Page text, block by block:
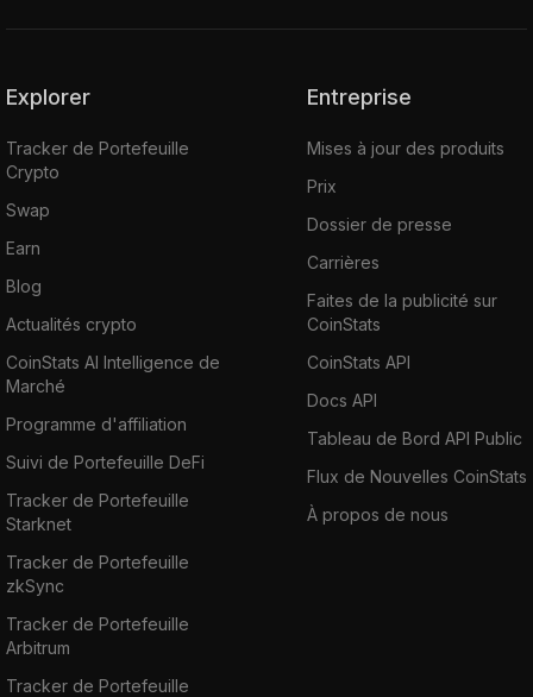
Explorer
Tracker de Portefeuille
Crypto
Swap
Earn
Blog
Actualités crypto
CoinStats AI Intelligence de
Marché
Programme d'affiliation
Suivi de Portefeuille DeFi
Tracker de Portefeuille
Starknet
Tracker de Portefeuille
zkSync
Tracker de Portefeuille
Arbitrum
Tracker de Portefeuille
Entreprise
Mises à jour des produits
Prix
Dossier de presse
Carrières
Faites de la publicité sur
CoinStats
CoinStats API
Docs API
Tableau de Bord API Public
Flux de Nouvelles CoinStats
À propos de nous